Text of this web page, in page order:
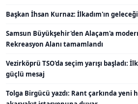
Başkan İhsan Kurnaz: İlkadım'ın
Samsun Büyükşehir'den Alaçam'a
Rekreasyon Alanı tamamlandı
Vezirköprü TSO'da seçim yarışı başladı:
güçlü mesaj
Tolga Birgücü yazdı: Rant çarkında yeni